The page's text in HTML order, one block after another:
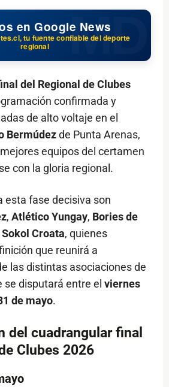
en Google News
tu fuente confiable del deporte
regional
del Regional de Clubes
confirmada y
de alto voltaje en el
Bermúdezde Punta Arenas,
equipos del certamen
con la gloria regional.
esta fase decisiva son
, Atlético Yungay, Bories de
Sokol Croata, quienes
que reunirá a
las distintas asociaciones de
se disputará entre el viernes
de mayo.
del cuadrangular final
Clubes 2026